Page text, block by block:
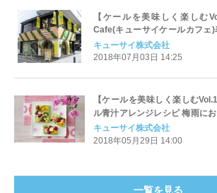
【ケールを美味しく楽しむ
Cafe(キューサイケールカフェ
ントで好評！ケールのアレンジ
キューサイ株式会社
2018年07月03日 14:25
【ケールを美味しく楽しむ
ル青汁アレンジレシピ 梅雨に
ィーツ特集
キューサイ株式会社
2018年05月29日 14:00
一覧を見る